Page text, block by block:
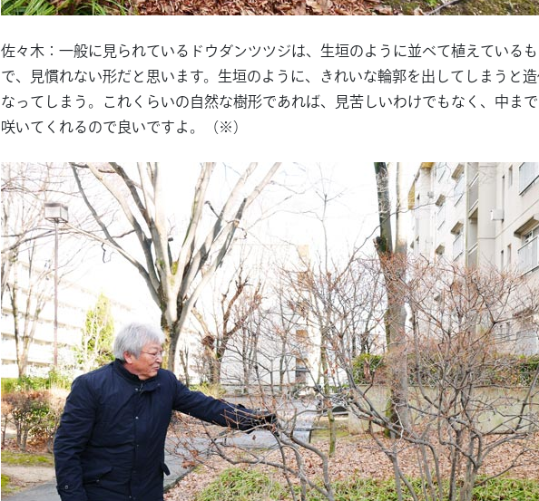
佐々木：一般に見られているドウダンツツジは、生垣のように並べて植えている
で、見慣れない形だと思います。生垣のように、きれいな輪郭を出してしまうと
なってしまう。これくらいの自然な樹形であれば、見苦しいわけでもなく、中ま
咲いてくれるので良いですよ。（※）